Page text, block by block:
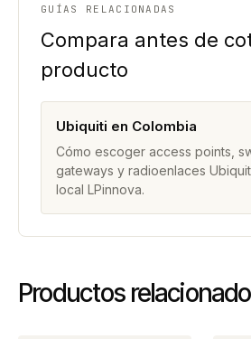
GUÍAS RELACIONADAS
Compara antes de
producto
Ubiquiti en Colombia
Cómo escoger access points,
gateways y radioenlaces
local LPinnova.
Productos